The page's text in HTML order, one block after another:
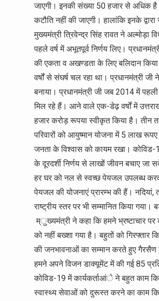
जाएगी। इनकी संख्या 50 हजार से अधिक
कटौति नहीं की जाएगी। हालांकि इनके
मुख्यमंत्री त्रिवेन्द्र सिंह रावत ने अल्मोड़ा
पहले वर्ष में अभूतपूर्व निर्णय लिए।
की एकता व अखण्डता के लिए बलिदान
वर्षों से संघर्ष चल रहा था। प्रधानमंत्री जी
बनाया। प्रधानमंत्री जी जब 2014 में
मिल रहे हैं। आने वाले एक-डेढ़ वर्षों में
हजार करोड़ रूपया स्वीकृत किया है। तीन
परिवारों को आयुष्मान योजना में 5 लाख
जनता के विश्वास को कायम रखा।
के दूरदर्शी निर्णय से लाखों जीवन बचाए
हर घर को नल से स्वच्छ पेयजल उपलब्ध
पेयजल की योजनाएं प्रारम्भ की हैं।
राष्ट्रीय स्तर पर भी सम्मानित किया गया।
म्ुख्यमंत्री ने कहा कि हमने भ्रष्टाचार पर
को नहीं बख्शा गया है। बहुतों को गिरफ्तार
की जनभावनाओं का सम्मान करते हुए गैरसैण
हमने अपने विजन डाक्यूमेंट में की गई 85
कोविड-19 में कार्यकर्ताआंे ने बहुत काम
स्वास्थ्य सेवाओं को दुरूस्त करने का काम